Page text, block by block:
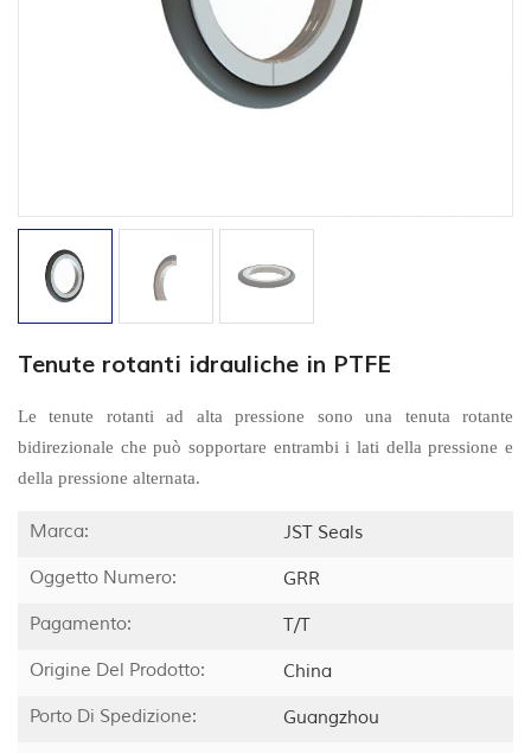
Tenute rotanti idrauliche in PTFE
Le tenute rotanti ad alta pressione sono una tenuta rotante
bidirezionale che può sopportare entrambi i lati della pressione e
della pressione alternata.
Marca:
JST Seals
Oggetto Numero:
GRR
Pagamento:
T/T
Origine Del Prodotto:
China
Porto Di Spedizione:
Guangzhou